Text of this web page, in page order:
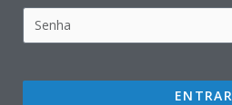
ENTRAR